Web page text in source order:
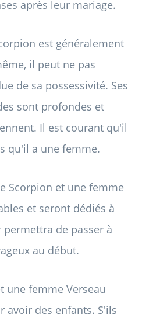
après leur mariage.
est généralement
il peut ne pas
de sa possessivité. Ses
sont profondes et
Il est courant qu'il
qu'il a une femme.
Scorpion et une femme
et seront dédiés à
de passer à
au début.
une femme Verseau
avoir des enfants. S'ils